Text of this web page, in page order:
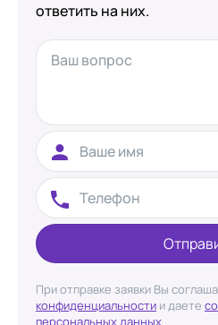
ответить на них.
При отправке заявки Вы
конфиденциальности и даете
персональных данных